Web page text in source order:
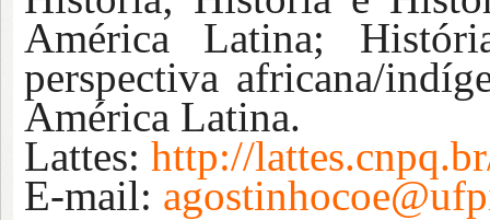
América Latina;
perspectiva africana/
América Latina.
Lattes: http://
E-mail: